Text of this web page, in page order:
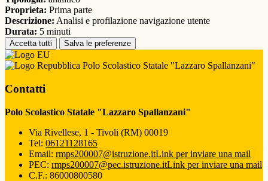
Proprieta: Prima parte
Descrizione: Analisi e profilazione navigazione utente
Durata: 5 minuti
Accetta tutti Salva le preferenze
Polo Scolastico Statale "Lazzaro Spallanzani"
Contatti
Polo Scolastico Statale "Lazzaro Spallanzani"
Via Rivellese, 1 - Tivoli (RM) 00019
Tel: 06121128165
Email: rmps200007@istruzione.itLink per inviare una mail
PEC: rmps200007@pec.istruzione.itLink per inviare una mail
C.F.: 86000800580